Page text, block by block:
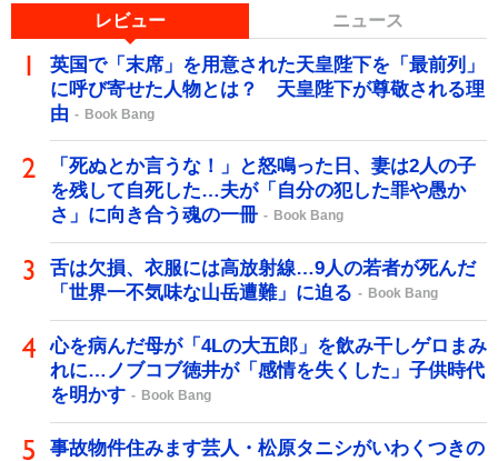
レビュー ニュース
英国で「末席」を用意された天皇陛下を「最前列」
に呼び寄せた人物とは？ 天皇陛下が尊敬される理
由
Book Bang
「死ぬとか言うな！」と怒鳴った日、妻は2人の子
を残して自死した…夫が「自分の犯した罪や愚か
さ」に向き合う魂の一冊
Book Bang
舌は欠損、衣服には高放射線…9人の若者が死んだ
「世界一不気味な山岳遭難」に迫る
Book Bang
心を病んだ母が「4Lの大五郎」を飲み干しゲロまみ
れに…ノブコブ徳井が「感情を失くした」子供時代
を明かす
Book Bang
事故物件住みます芸人・松原タニシがいわくつきの